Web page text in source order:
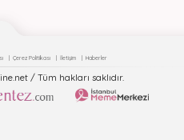
Çerez Politikası İletişim Haberler
/ Tüm hakları saklıdır.